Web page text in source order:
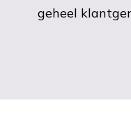
geheel